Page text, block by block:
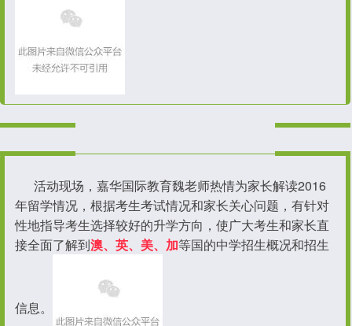
活动现场，嘉华国际教育魏老师热情为家长解读2016
年留学情况，根据考生考试情况和家长关心问题，有针对
性地指导考生选择较好的升学方向，使广大考生和家长直
接全面了解到澳、英、 美、加等国的中学招生概况和招生
信息。